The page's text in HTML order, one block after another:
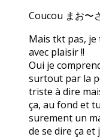
Coucou まお〜
Mais tkt pas, je
avec plaisir !!
Oui je
surtout par la
triste à dire
ça, au fond et
surement un
de se dire ça